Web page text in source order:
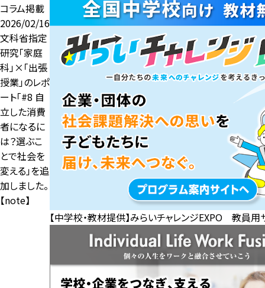
コラム掲載
2026/02/16
文科省指定
研究「家庭
科」×「出張
授業」のレポ
ート「#8 自
立した消費
者になるに
は？選ぶこ
とで社会を
変える」を追
加しました。
【note】
【中学校・教材提供】みらいチャレンジEXPO 教員用